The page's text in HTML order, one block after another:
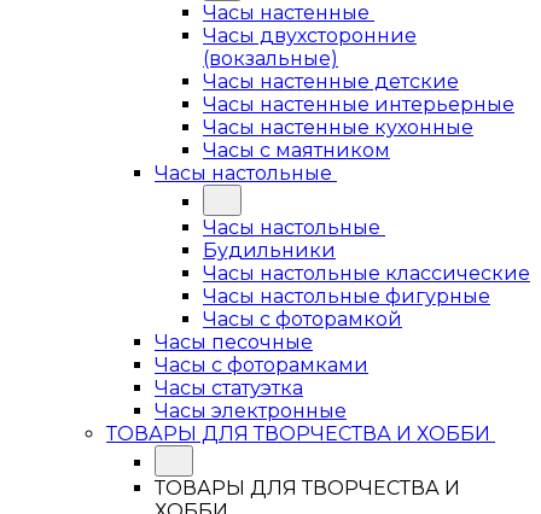
Часы настенные
Часы двухсторонние
(вокзальные)
Часы настенные детские
Часы настенные интерьерные
Часы настенные кухонные
Часы с маятником
Часы настольные
Часы настольные
Будильники
Часы настольные классические
Часы настольные фигурные
Часы с фоторамкой
Часы песочные
Часы с фоторамками
Часы статуэтка
Часы электронные
ТОВАРЫ ДЛЯ ТВОРЧЕСТВА И ХОББИ
ТОВАРЫ ДЛЯ ТВОРЧЕСТВА И